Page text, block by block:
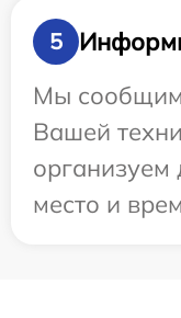
5
Мы сообщим
Вашей
организуем
место и